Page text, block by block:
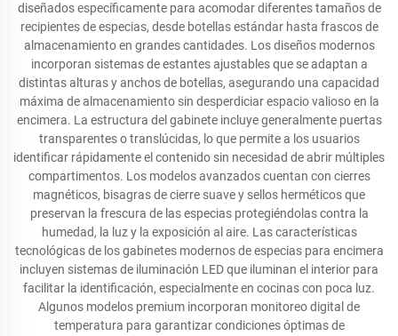
diseñados específicamente para acomodar diferentes tamaños de
recipientes de especias, desde botellas estándar hasta frascos de
almacenamiento en grandes cantidades. Los diseños modernos
incorporan sistemas de estantes ajustables que se adaptan a
distintas alturas y anchos de botellas, asegurando una capacidad
máxima de almacenamiento sin desperdiciar espacio valioso en la
encimera. La estructura del gabinete incluye generalmente puertas
transparentes o translúcidas, lo que permite a los usuarios
identificar rápidamente el contenido sin necesidad de abrir múltiples
compartimentos. Los modelos avanzados cuentan con cierres
magnéticos, bisagras de cierre suave y sellos herméticos que
preservan la frescura de las especias protegiéndolas contra la
humedad, la luz y la exposición al aire. Las características
tecnológicas de los gabinetes modernos de especias para encimera
incluyen sistemas de iluminación LED que iluminan el interior para
facilitar la identificación, especialmente en cocinas con poca luz.
Algunos modelos premium incorporan monitoreo digital de
temperatura para garantizar condiciones óptimas de